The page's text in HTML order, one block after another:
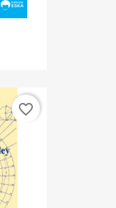
favorite_border